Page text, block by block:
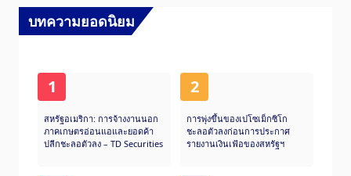
บทความยอดนิยม
1
สหรัฐอเมริกา: การจ้างงานนอก
ภาคเกษตรอ่อนแอและยอดค้า
ปลีกชะลอตัวลง – TD Securities
2
การพุ่งขึ้นของเปโซเม็กซิโก
ชะลอตัวลงก่อนการประกาศ
รายงานเงินเฟ้อของสหรัฐฯ